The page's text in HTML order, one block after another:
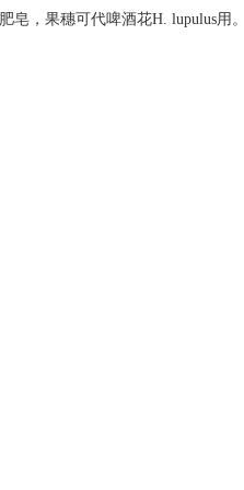
，果穗可代啤酒花H. lupulus用。